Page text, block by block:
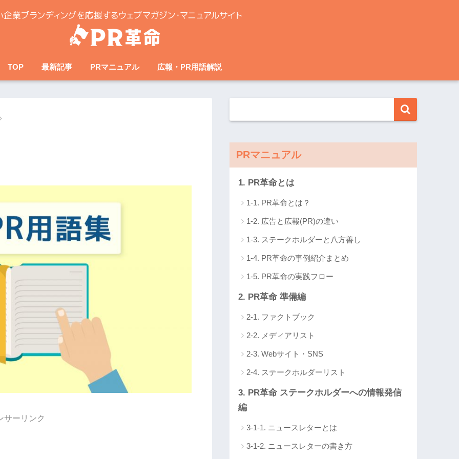
TOP 最新記事 PRマニュアル 広報・PR用語解説
サーリンク
PRマニュアル
1. PR革命とは
1-1. PR革命とは？
1-2. 広告と広報(PR)の違い
1-3. ステークホルダーと八方善し
1-4. PR革命の事例紹介まとめ
1-5. PR革命の実践フロー
2. PR革命 準備編
2-1. ファクトブック
2-2. メディアリスト
2-3. Webサイト・SNS
2-4. ステークホルダーリスト
3. PR革命 ステークホルダーへの情報発信
編
3-1-1. ニュースレターとは
3-1-2. ニュースレターの書き方